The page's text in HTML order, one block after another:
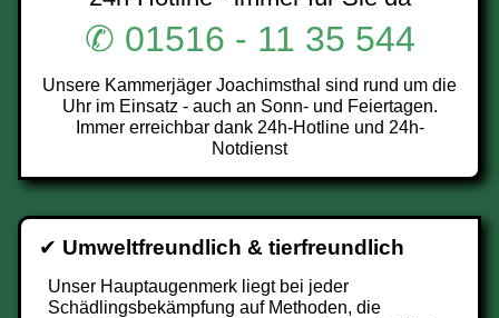
✆ 01516 - 11 35 544
Unsere Kammerjäger Joachimsthal sind rund um die
Uhr im Einsatz - auch an Sonn- und Feiertagen.
Immer erreichbar dank 24h-Hotline und 24h-
Notdienst
✔ Umweltfreundlich & tierfreundlich
Unser Hauptaugenmerk liegt bei jeder
Schädlingsbekämpfung auf Methoden, die